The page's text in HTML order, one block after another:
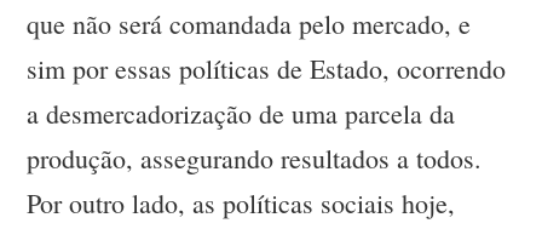
que não será comandada pelo mercado, e
sim por essas políticas de Estado, ocorrendo
a desmercadorização de uma parcela da
produção, assegurando resultados a todos.
Por outro lado, as políticas sociais hoje,